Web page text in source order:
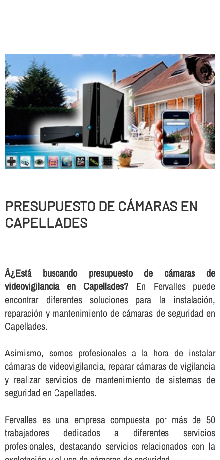
PRESUPUESTO DE CÁMARAS EN
CAPELLADES
Â¿Está buscando presupuesto de cámaras de
videovigilancia en Capellades? En Fervalles puede
encontrar diferentes soluciones para la instalación,
reparación y mantenimiento de cámaras de seguridad en
Capellades.
Asimismo, somos profesionales a la hora de instalar
cámaras de videovigilancia, reparar cámaras de vigilancia
y realizar servicios de mantenimiento de sistemas de
seguridad en Capellades.
Fervalles es una empresa compuesta por más de 50
trabajadores dedicados a diferentes servicios
profesionales, destacando servicios relacionados con la